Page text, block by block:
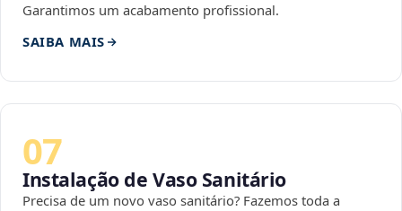
Garantimos um acabamento profissional.
SAIBA MAIS
07
Instalação de Vaso Sanitário
Precisa de um novo vaso sanitário? Fazemos toda a